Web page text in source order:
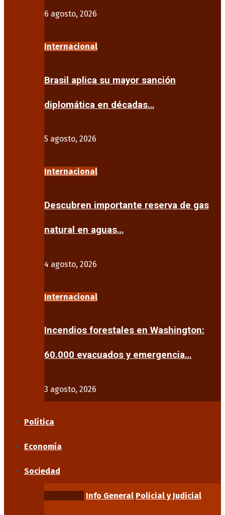
6 agosto, 2026
Internacional
Brasil aplica su mayor sanción
diplomática en décadas…
5 agosto, 2026
Internacional
Descubren importante reserva de gas
natural en aguas…
4 agosto, 2026
Internacional
Incendios forestales en Washington:
60.000 evacuados y emergencia…
3 agosto, 2026
Política
Economía
Sociedad
Info General Policial y Judicial